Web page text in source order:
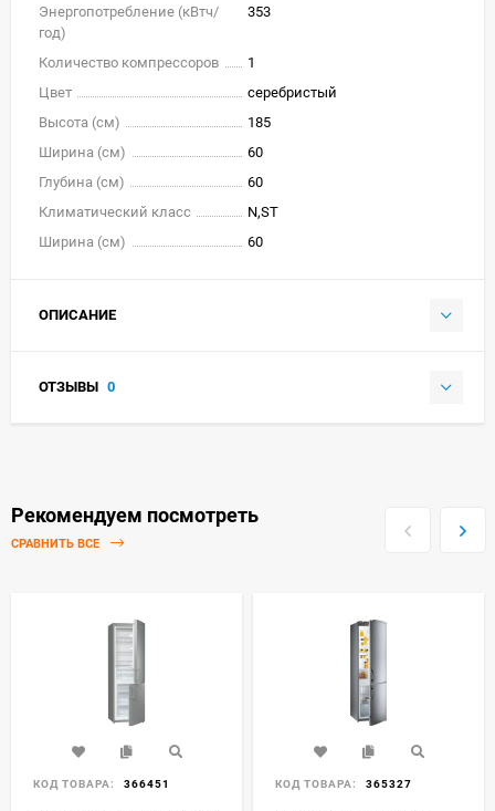
Энергопотребление (кВтч/
год)
353
Количество компрессоров
1
Цвет
серебристый
Высота (см)
185
Ширина (см)
60
Глубина (см)
60
Климатический класс
N,ST
Ширина (см)
60
ОПИСАНИЕ
ОТЗЫВЫ 0
Рекомендуем посмотреть
СРАВНИТЬ ВСЕ
КОД ТОВАРА: 366451 КОД ТОВАРА: 365327